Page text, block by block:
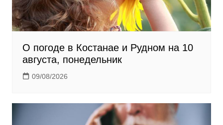
О погоде в Костанае и Рудном на 10
августа, понедельник
09/08/2026